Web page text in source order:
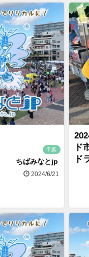
千葉
ちばみなとjp
2024/6/21
ド
ド